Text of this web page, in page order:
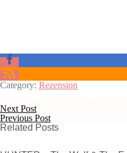
Category: Rezension
Next Post
Previous Post
Related Posts